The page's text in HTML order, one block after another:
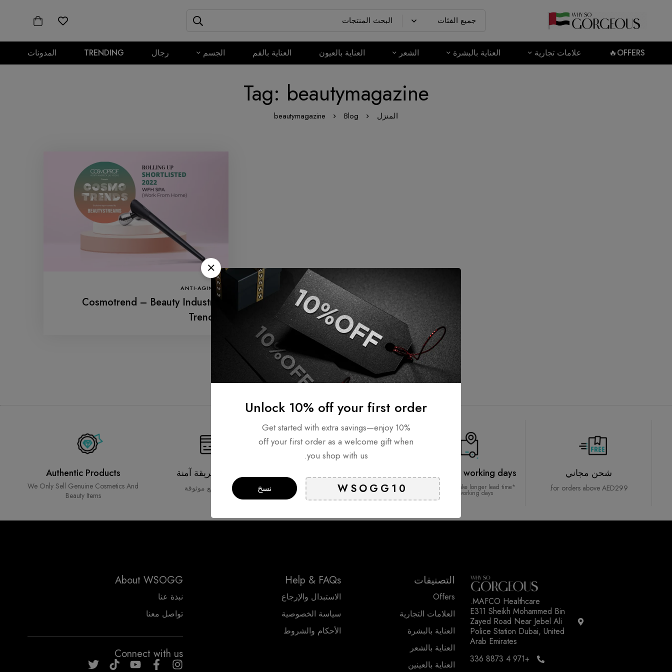
OFFERS🔥 علامات تجارية العناية بالبشرة الشعر العناية بالعيون العناية بالفم الجسم رجال TRENDING المدونات
Tag: beautymagazine
المنزل Blog
beautymagazine
ANTI-AGING
Cosmotrend – Beauty Industry
Trends
شحن مجاني
for orders above AED299.
Delivery 1-2 working days*
*Some areas might take longer lead time
within 2-3 working days 24 ساعة في اليوم, 7 أيام في الأسبوع
الدفع بطريقة آمنة
طرق دفع موثوقة
Authentic Products
We Only Sell Genuine Cosmetics And
Beauty Items
MAFCO Healthcare.
E311 Sheikh Mohammed Bin
Zayed Road Near Jebel Ali
Police Station Dubai, United
Arab Emirates
+971 4 8873 336
التصنيفات
Offers
العلامات التجارية
العناية بالبشرة
العناية بالشعر
العناية بالعينين
Help & FAQs
الاستبدال والإرجاع
سياسة الخصوصية
الأحكام والشروط
About WSOGG
نبذة عنا
تواصل معنا
Connect with us
Unlock 10% off your first order
Get started with extra savings—enjoy 10%
off your first order as a welcome gift when
you shop with us.
نسخ